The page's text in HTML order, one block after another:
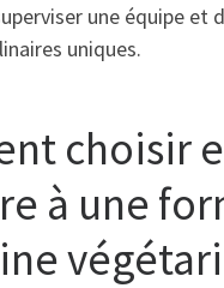
une équipe et
uniques.
choisir
à une